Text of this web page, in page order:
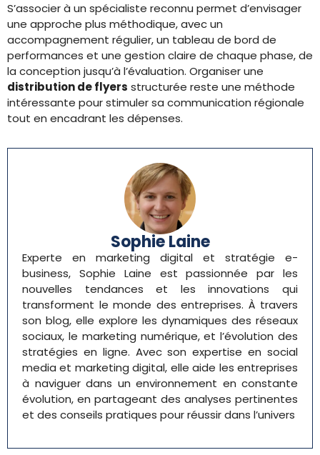
S’associer à un spécialiste reconnu permet d’envisager
une approche plus méthodique, avec un
accompagnement régulier, un tableau de bord de
performances et une gestion claire de chaque phase, de
la conception jusqu’à l’évaluation. Organiser une
distribution de flyers structurée reste une méthode
intéressante pour stimuler sa communication régionale
tout en encadrant les dépenses.
Sophie Laine
Experte en marketing digital et stratégie e-
business, Sophie Laine est passionnée par les
nouvelles tendances et les innovations qui
transforment le monde des entreprises. À travers
son blog, elle explore les dynamiques des réseaux
sociaux, le marketing numérique, et l’évolution des
stratégies en ligne. Avec son expertise en social
media et marketing digital, elle aide les entreprises
à naviguer dans un environnement en constante
évolution, en partageant des analyses pertinentes
et des conseils pratiques pour réussir dans l’univers